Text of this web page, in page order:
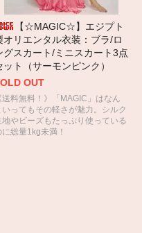
【☆MAGIC☆】エジプト
オリエンタル衣装：ブラ/ロ
グスカート/ミニスカート3点
ット（サーモンピンク）
OUT
送料無料！》「MAGIC」はなん
いってもその軽さが魅力。シルク
地やビーズもたっぷり使っている
に総量1kg未満！